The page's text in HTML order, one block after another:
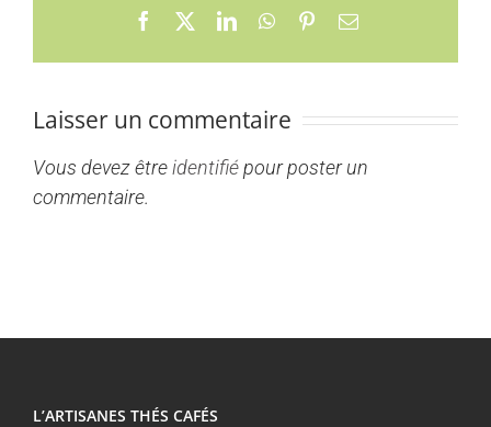
Facebook
X LinkedInWhatsApp
PinterestEmail
Laisser un commentaire
Vous devez êtreidentifiépour poster un
commentaire.
L’ARTISANES THÉS CAFÉS